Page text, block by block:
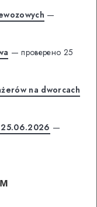
—
— проверено 25
na dworcach
25.06.2026 —